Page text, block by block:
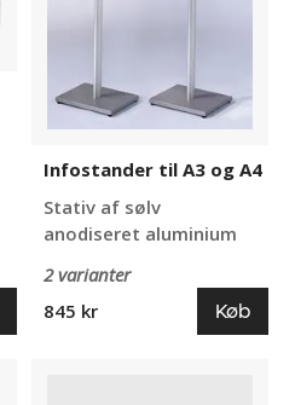
Infostander til A3 og A4
Stativ af sølv
anodiseret aluminium
2 varianter
845 kr
Køb